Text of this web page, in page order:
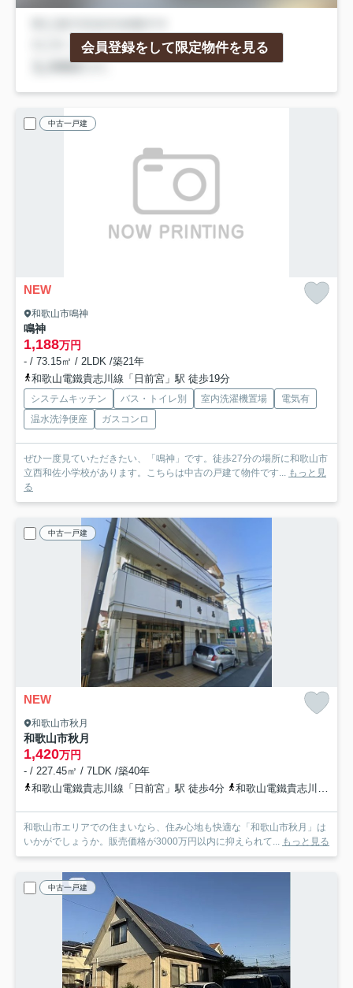
会員登録をして限定物件を見る
中古一戸建
NEW
和歌山市鳴神
鳴神
1,188万円
- / 73.15㎡ / 2LDK /築21年
和歌山電鐵貴志川線「日前宮」駅 徒歩19分
システムキッチン バス・トイレ別 室内洗濯機置場
電気有
温水洗浄便座
ガスコンロ
ぜひ一度見ていただきたい、「鳴神」です。徒歩27分の場所に和歌山市
立西和佐小学校があります。こちらは中古の戸建て物件です... もっと見
る
中古一戸建
NEW
和歌山市秋月
和歌山市秋月
1,420万円
- / 227.45㎡ / 7LDK /築40年
和歌山電鐵貴志川線「日前宮」駅 徒歩4分
和歌山電鐵貴志川線「田中口」駅 徒歩14分
和歌山市エリアでの住まいなら、住み心地も快適な「和歌山市秋月」は
いかがでしょうか。販売価格が3000万円以内に抑えられて... もっと見る
中古一戸建